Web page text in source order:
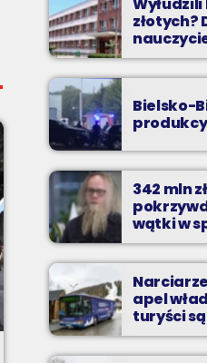
zarzuty
Bielsko-
342 mln
wątki w
z
apel
turyści